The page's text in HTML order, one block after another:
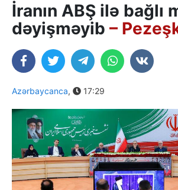
İranın ABŞ ilə bağlı
dəyişməyib –
Azərbaycanca, 17:29